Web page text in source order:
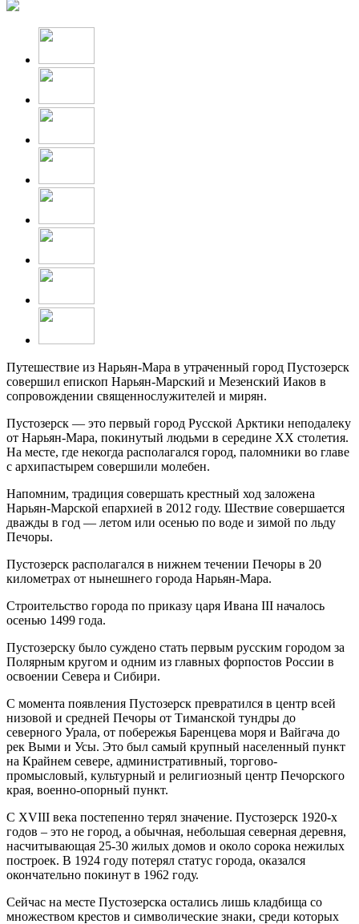
Путешествие из Нарьян-Мара в утраченный город Пустозерск
совершил епископ Нарьян-Марский и Мезенский Иаков в
сопровождении священнослужителей и мирян.
Пустозерск — это первый город Русской Арктики неподалеку
от Нарьян-Мара, покинутый людьми в середине XX столетия.
На месте, где некогда располагался город, паломники во главе
с архипастырем совершили молебен.
Напомним, традиция совершать крестный ход заложена
Нарьян-Марской епархией в 2012 году. Шествие совершается
дважды в год — летом или осенью по воде и зимой по льду
Печоры.
Пустозерск располагался в нижнем течении Печоры в 20
километрах от нынешнего города Нарьян-Мара.
Строительство города по приказу царя Ивана III началось
осенью 1499 года.
Пустозерску было суждено стать первым русским городом за
Полярным кругом и одним из главных форпостов России в
освоении Севера и Сибири.
С момента появления Пустозерск превратился в центр всей
низовой и средней Печоры от Тиманской тундры до
северного Урала, от побережья Баренцева моря и Вайгача до
рек Выми и Усы. Это был самый крупный населенный пункт
на Крайнем севере, административный, торгово-
промысловый, культурный и религиозный центр Печорского
края, военно-опорный пункт.
С XVIII века постепенно терял значение. Пустозерск 1920-х
годов – это не город, а обычная, небольшая северная деревня,
насчитывающая 25-30 жилых домов и около сорока нежилых
построек. В 1924 году потерял статус города, оказался
окончательно покинут в 1962 году.
Сейчас на месте Пустозерска остались лишь кладбища со
множеством крестов и символические знаки, среди которых